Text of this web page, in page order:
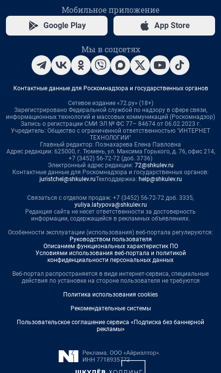
Мобильное приложение
Google Play App Store
Мы в соцсетях
Контактные данные для Роскомнадзора и государственных органов
Сетевое издание «72.ру» (18+)
Зарегистрировано Федеральной службой по надзору в сфере связи,
информационных технологий и массовых коммуникаций (Роскомнадзор)
Запись о регистрации СМИ ЭЛ № ФС 77– 84674 от 06.02.2023 г.
Учредитель: Общество с ограниченной ответственностью "ИНТЕРНЕТ
ТЕХНОЛОГИИ"
Главный редактор: Познахарева Елена Павловна
Адрес редакции: 625000, г. Тюмень, ул. Максима Горького, д. 76, офис 214,
+7 (3452) 56-72-72 (доб. 3736)
Электронный адрес редакции: 72@shkulev.ru
Контактные данные для Роскомнадзора и государственных органов:
juristchel@shkulev.ruТехподдержка: help@shkulev.ru
Связаться с отделом продаж: +7 (3452) 56-72-72 доб. 3335,
yuliya.latypova@shkulev.ru
Редакция сайта не несет ответственности за достоверность
информации, содержащейся в рекламных объявлениях.
Особенности эксплуатации (использования) веб-портала регулируются:
Руководством пользователя
Описанием функциональных характеристик ПО
Условиями использования веб-портала и политикой
конфиденциальности персональных данных
Веб-портал распространяется в виде интернет-сервиса, специальные
действия по установке на стороне пользователя не требуются
Политика использования cookies
Рекомендательные системы
Пользовательское соглашение сервиса «Подписка без баннерной
рекламы»